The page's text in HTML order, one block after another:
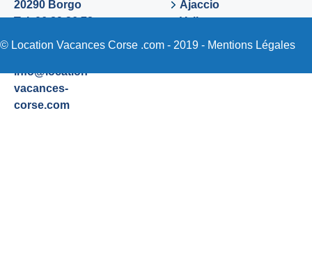
20290 Borgo
Tel. 06 89 36 72
info@location-
vacances-
corse.com
Ajaccio
Valinco
Sartene
© Location Vacances Corse .com - 2019 - Mentions Légales